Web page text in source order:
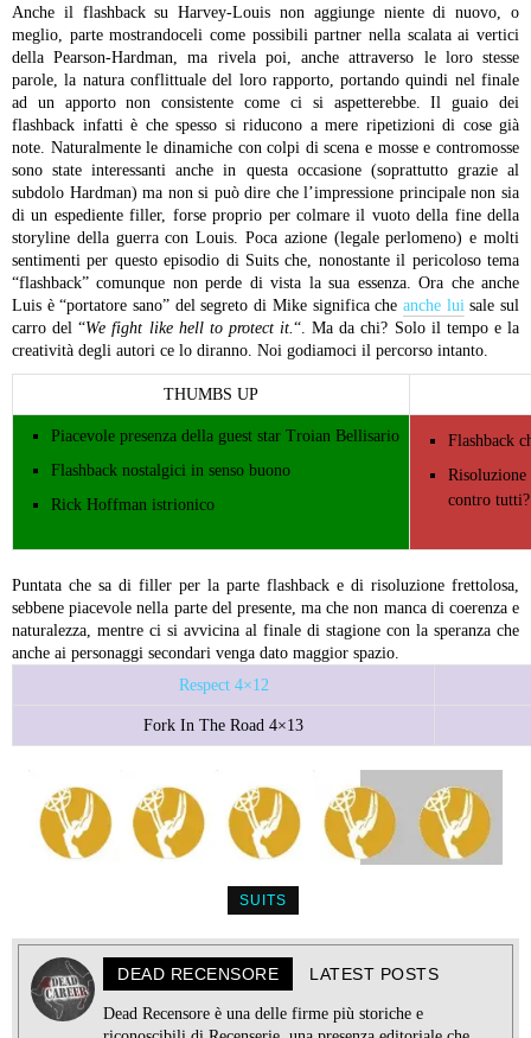
Anche il flashback su Harvey-Louis non aggiunge niente di nuovo, o
meglio, parte mostrandoceli come possibili partner nella scalata ai vertici
della Pearson-Hardman, ma rivela poi, anche attraverso le loro stesse
parole, la natura conflittuale del loro rapporto, portando quindi nel finale
ad un apporto non consistente come ci si aspetterebbe. Il guaio dei
flashback infatti è che spesso si riducono a mere ripetizioni di cose già
note. Naturalmente le dinamiche con colpi di scena e mosse e contromosse
sono state interessanti anche in questa occasione (soprattutto grazie al
subdolo Hardman) ma non si può dire che l’impressione principale non sia
di un espediente filler, forse proprio per colmare il vuoto della fine della
storyline della guerra con Louis.
Poca azione (legale perlomeno) e molti
sentimenti per questo episodio di Suits che, nonostante il pericoloso tema
“flashback” comunque non perde di vista la sua essenza.
Ora che anche
Luis è “portatore sano” del segreto di Mike significa che anche lui sale sul
carro del “We fight like hell to protect it. “. Ma da chi? Solo il tempo e la
creatività degli autori ce lo diranno. Noi godiamoci il percorso intanto.
THUMBS UP
Piacevole presenza della guest star Troian Bellisario
Flashback nostalgici in senso buono
Rick Hoffman istrionico
Flashback
contro
Puntata che sa di filler per la parte flashback e di risoluzione frettolosa,
sebbene piacevole nella parte del presente, ma che non manca di coerenza e
naturalezza, mentre ci si avvicina al finale di stagione con la speranza che
anche ai personaggi secondari venga dato maggior spazio.
Respect 4×12
Fork In The Road 4×13
SUITS
DEAD RECENSORE LATEST POSTS
Dead Recensore è una delle firme più storiche e